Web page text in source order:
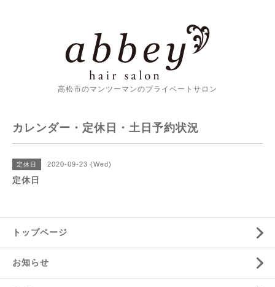
高松市のマンツーマンのプライベートサロン
カレンダー・定休日・土日予約状況
定休日 2020-09-23 (Wed)
定休日
トップページ
お知らせ